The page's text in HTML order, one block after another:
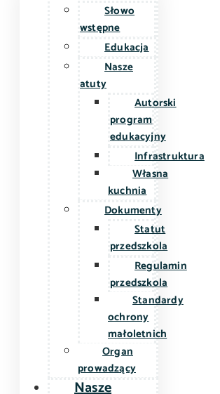
Słowo
wstępne
Edukacja
Nasze
atuty
Autorski
program
edukacyjny
Infrastruktura
Własna
kuchnia
Dokumenty
Statut
przedszkola
Regulamin
przedszkola
Standardy
ochrony
małoletnich
Organ
prowadzący
Nasze